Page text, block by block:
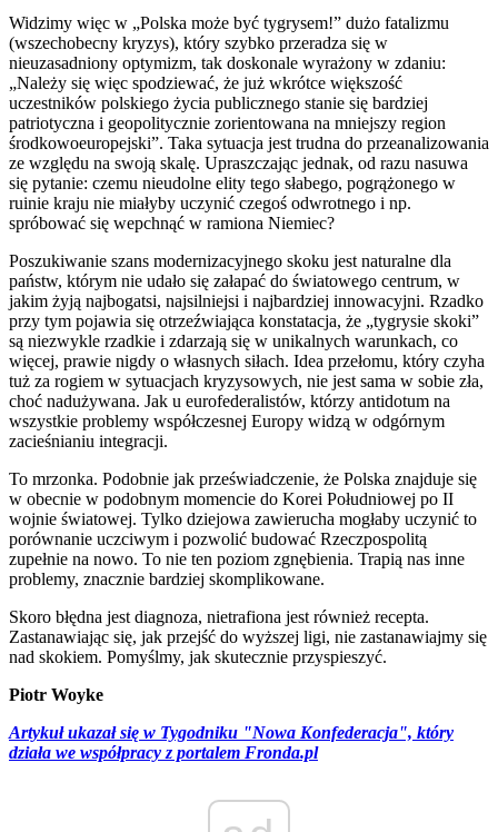
Widzimy więc w „Polska może być tygrysem!” dużo fatalizmu
(wszechobecny kryzys), który szybko przeradza się w
nieuzasadniony optymizm, tak doskonale wyrażony w zdaniu:
„Należy się więc spodziewać, że już wkrótce większość
uczestników polskiego życia publicznego stanie się bardziej
patriotyczna i geopolitycznie zorientowana na mniejszy region
środkowoeuropejski”. Taka sytuacja jest trudna do przeanalizowania
ze względu na swoją skalę. Upraszczając jednak, od razu nasuwa
się pytanie: czemu nieudolne elity tego słabego, pogrążonego w
ruinie kraju nie miałyby uczynić czegoś odwrotnego i np.
spróbować się wepchnąć w ramiona Niemiec?
Poszukiwanie szans modernizacyjnego skoku jest naturalne dla
państw, którym nie udało się załapać do światowego centrum, w
jakim żyją najbogatsi, najsilniejsi i najbardziej innowacyjni. Rzadko
przy tym pojawia się otrzeźwiająca konstatacja, że „tygrysie skoki”
są niezwykle rzadkie i zdarzają się w unikalnych warunkach, co
więcej, prawie nigdy o własnych siłach. Idea przełomu, który czyha
tuż za rogiem w sytuacjach kryzysowych, nie jest sama w sobie zła,
choć nadużywana. Jak u eurofederalistów, którzy antidotum na
wszystkie problemy współczesnej Europy widzą w odgórnym
zacieśnianiu integracji.
To mrzonka. Podobnie jak przeświadczenie, że Polska znajduje się
w obecnie w podobnym momencie do Korei Południowej po II
wojnie światowej. Tylko dziejowa zawierucha mogłaby uczynić to
porównanie uczciwym i pozwolić budować Rzeczpospolitą
zupełnie na nowo. To nie ten poziom zgnębienia. Trapią nas inne
problemy, znacznie bardziej skomplikowane.
Skoro błędna jest diagnoza, nietrafiona jest również recepta.
Zastanawiając się, jak przejść do wyższej ligi, nie zastanawiajmy się
nad skokiem. Pomyślmy, jak skutecznie przyspieszyć.
Piotr Woyke
Artykuł ukazał się w Tygodniku "Nowa Konfederacja", który
działa we współpracy z portalem Fronda.pl